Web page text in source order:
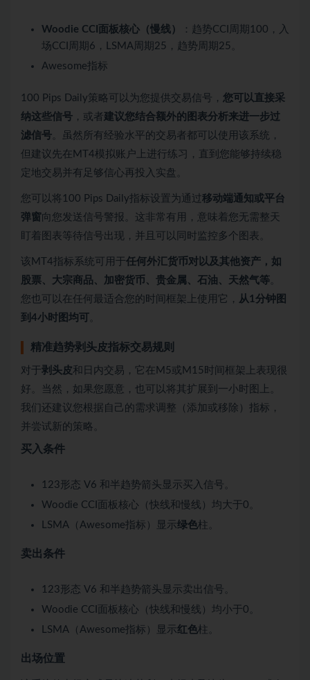
Woodie CCI面板核心（慢线）
：趋势CCI周期100，入
场CCI周期6，LSMA周期25，趋势周期25。
Awesome指标
100 Pips Daily策略可以为您提供交易信号， 您可以直接采
纳这些信号 ，或者建议您结合额外的图表分析来进一步过
滤信号 。虽然所有经验水平的交易者都可以使用该系统，
但建议先在MT4模拟账户上进行练习，直到您能够持续稳
定地交易并有足够信心再投入实盘。
您可以将100 Pips Daily指标设置为通过移动端通知或平台
弹窗向您发送信号警报。这非常有用，意味着您无需整天
盯着图表等待信号出现，并且可以同时监控多个图表。
该MT4指标系统可用于任何外汇货币对以及其他资产，如
股票、大宗商品、加密货币、贵金属、石油、天然气等
您也可以在任何最适合您的时间框架上使用它， 从1分钟图
到4小时图均可
精准趋势剥头皮指标交易规则
对于剥头皮和日内交易，它在M5或M15时间框架上表现很
好。当然，如果您愿意，也可以将其扩展到一小时图上。
我们还建议您根据自己的需求调整（添加或移除）指标，
并尝试新的策略。
买入条件
123形态 V6 和半趋势箭头显示买入信号。
Woodie CCI面板核心（快线和慢线）均大于0。
LSMA（Awesome指标）显示绿色柱。
卖出条件
123形态 V6 和半趋势箭头显示卖出信号。
Woodie CCI面板核心（快线和慢线）均小于0。
LSMA（Awesome指标）显示红色柱。
出场位置